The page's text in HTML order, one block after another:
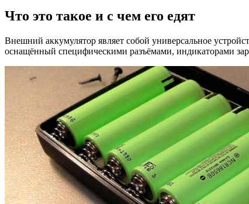
Что это такое и с чем его едят
Внешний аккумулятор являет собой универсальное
оснащённый специфическими разъёмами, индикаторами